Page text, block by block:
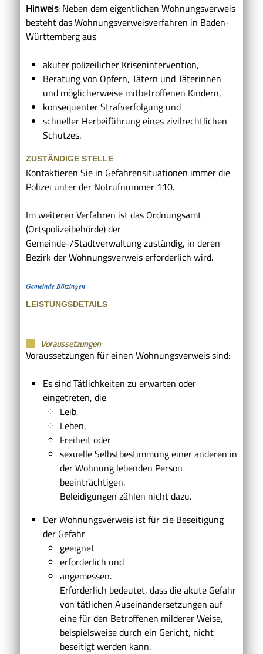
Hinweis: Neben dem eigentlichen Wohnungsverweis
besteht das Wohnungsverweisverfahren in Baden-
Württemberg aus
akuter polizeilicher Krisenintervention,
Beratung von Opfern, Tätern und Täterinnen
und möglicherweise mitbetroffenen Kindern,
konsequenter Strafverfolgung und
schneller Herbeiführung eines zivilrechtlichen
Schutzes.
ZUSTÄNDIGE STELLE
Kontaktieren Sie in Gefahrensituationen immer die
Polizei unter der Notrufnummer 110.
Im weiteren Verfahren ist das Ordnungsamt
(Ortspolizeibehörde) der
Gemeinde-/Stadtverwaltung zuständig, in deren
Bezirk der Wohnungsverweis erforderlich wird.
Gemeinde Bötzingen
LEISTUNGSDETAILS
Voraussetzungen
Voraussetzungen für einen Wohnungsverweis sind:
Es sind Tätlichkeiten zu erwarten oder
eingetreten, die
Leib,
Leben,
Freiheit oder
sexuelle Selbstbestimmung einer anderen in
der Wohnung lebenden Person
beeinträchtigen.
Beleidigungen zählen nicht dazu.
Der Wohnungsverweis ist für die Beseitigung
der Gefahr
geeignet
erforderlich und
angemessen.
Erforderlich bedeutet, dass die akute Gefahr
von tätlichen Auseinandersetzungen auf
eine für den Betroffenen milderer Weise,
beispielsweise durch ein Gericht, nicht
beseitigt werden kann.